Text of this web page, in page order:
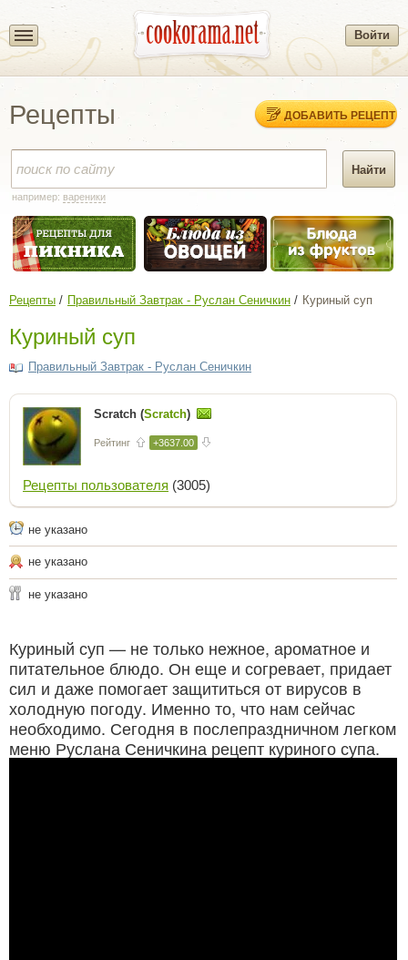
Войти
Рецепты ДОБАВИТЬ РЕЦЕПТ
например: вареники
Рецепты Правильный Завтрак - Руслан Сеничкин Куриный суп
Куриный суп
Правильный Завтрак - Руслан Сеничкин
Scratch (Scratch)
Рейтинг +3637.00
Рецепты пользователя (3005)
не указано
не указано
не указано
Куриный суп — не только нежное, ароматное и
питательное блюдо. Он еще и согревает, придает
сил и даже помогает защититься от вирусов в
холодную погоду. Именно то, что нам сейчас
необходимо. Сегодня в послепраздничном легком
меню Руслана Сеничкина рецепт куриного супа.